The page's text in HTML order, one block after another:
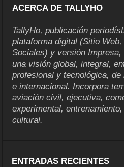
ACERCA DE TALLYHO
TallyHo, publicación
plataforma digital (Sitio
Sociales) y versión Impresa,
una visión global, integral,
profesional y tecnológica,
e internacional. Incorpora
aviación civil, ejecutiva,
experimental,
cultural.
ENTRADAS RECIENTES